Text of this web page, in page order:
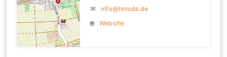
✉
info@hmsds.de
🌐
Website